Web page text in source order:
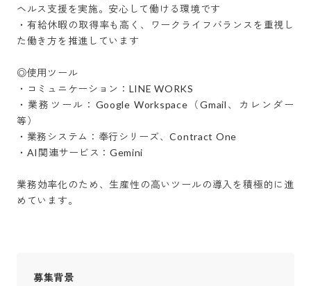
ヘルス支援を実施。安心して働ける環境です
・有給休暇の取得率も高く、ワークライフバランスを重視し
た働き方を推進しています
◎使用ツール
・コミュニケーション：LINE WORKS
・業務ツール：Google Workspace（Gmail、カレンダー
等）
・業務システム：奉行シリーズ、Contract One
・AI関連サービス：Gemini
業務効率化のため、生産性の高いツールの導入を積極的に進
めています。
募集背景